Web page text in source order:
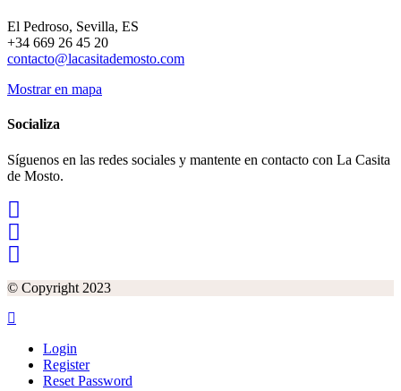
El Pedroso, Sevilla, ES
+34 669 26 45 20
contacto@lacasitademosto.com
Mostrar en mapa
Socializa
Síguenos en las redes sociales y mantente en contacto con La Casita
de Mosto.
© Copyright 2023
Login
Register
Reset Password